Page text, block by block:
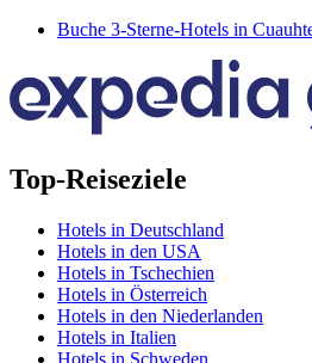
Buche 3-Sterne-Hotels in
Top-Reiseziele
Hotels in Deutschland
Hotels in den USA
Hotels in Tschechien
Hotels in Österreich
Hotels in den Niederlanden
Hotels in Italien
Hotels in Schweden